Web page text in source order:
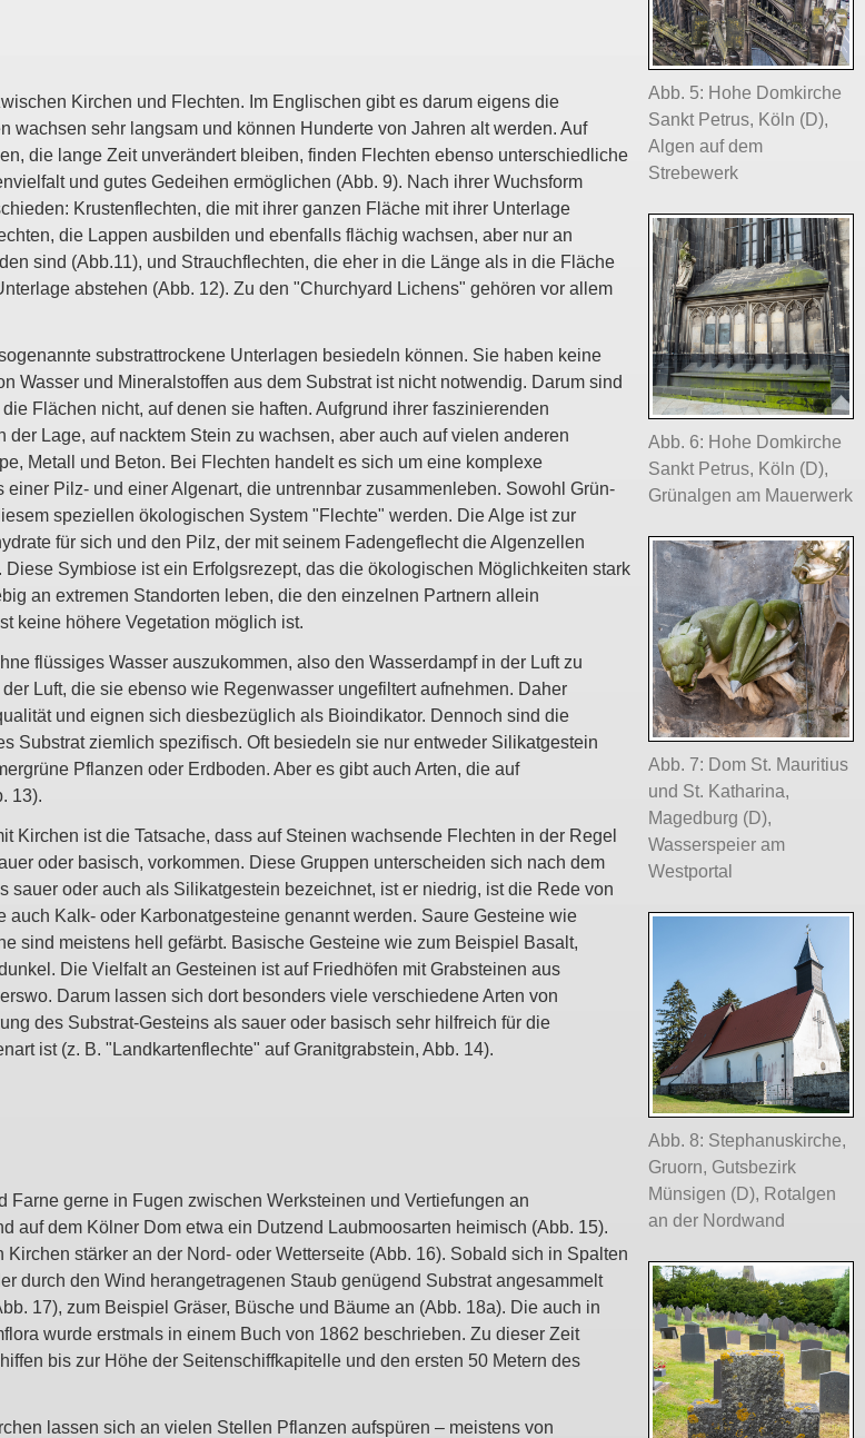
Kirchen und Flechten. Im Englischen gibt es darum eigens die
wachsen sehr langsam und können Hunderte von Jahren alt werden. Auf
die lange Zeit unverändert bleiben, finden Flechten ebenso unterschiedliche
und gutes Gedeihen ermöglichen (Abb. 9). Nach ihrer Wuchsform
Krustenflechten, die mit ihrer ganzen Fläche mit ihrer Unterlage
die Lappen ausbilden und ebenfalls flächig wachsen, aber nur an
sind (Abb.11), und Strauchflechten, die eher in die Länge als in die Fläche
abstehen (Abb. 12). Zu den "Churchyard Lichens" gehören vor allem
substrattrockene Unterlagen besiedeln können. Sie haben keine
Wasser und Mineralstoffen aus dem Substrat ist nicht notwendig. Darum sind
Flächen nicht, auf denen sie haften. Aufgrund ihrer faszinierenden
Lage, auf nacktem Stein zu wachsen, aber auch auf vielen anderen
Metall und Beton. Bei Flechten handelt es sich um eine komplexe
Pilz- und einer Algenart, die untrennbar zusammenleben. Sowohl Grün-
speziellen ökologischen System "Flechte" werden. Die Alge ist zur
für sich und den Pilz, der mit seinem Fadengeflecht die Algenzellen
Symbiose ist ein Erfolgsrezept, das die ökologischen Möglichkeiten stark
an extremen Standorten leben, die den einzelnen Partnern allein
keine höhere Vegetation möglich ist.
flüssiges Wasser auszukommen, also den Wasserdampf in der Luft zu
Luft, die sie ebenso wie Regenwasser ungefiltert aufnehmen. Daher
und eignen sich diesbezüglich als Bioindikator. Dennoch sind die
Substrat ziemlich spezifisch. Oft besiedeln sie nur entweder Silikatgestein
Pflanzen oder Erdboden. Aber es gibt auch Arten, die auf
13).
Kirchen ist die Tatsache, dass auf Steinen wachsende Flechten in der Regel
oder basisch, vorkommen. Diese Gruppen unterscheiden sich nach dem
sauer oder auch als Silikatgestein bezeichnet, ist er niedrig, ist die Rede von
auch Kalk- oder Karbonatgesteine genannt werden. Saure Gesteine wie
sind meistens hell gefärbt. Basische Gesteine wie zum Beispiel Basalt,
Die Vielfalt an Gesteinen ist auf Friedhöfen mit Grabsteinen aus
Darum lassen sich dort besonders viele verschiedene Arten von
des Substrat-Gesteins als sauer oder basisch sehr hilfreich für die
ist (z. B. "Landkartenflechte" auf Granitgrabstein, Abb. 14).
Farne gerne in Fugen zwischen Werksteinen und Vertiefungen an
auf dem Kölner Dom etwa ein Dutzend Laubmoosarten heimisch (Abb. 15).
stärker an der Nord- oder Wetterseite (Abb. 16). Sobald sich in Spalten
durch den Wind herangetragenen Staub genügend Substrat angesammelt
17), zum Beispiel Gräser, Büsche und Bäume an (Abb. 18a). Die auch in
wurde erstmals in einem Buch von 1862 beschrieben. Zu dieser Zeit
bis zur Höhe der Seitenschiffkapitelle und den ersten 50 Metern des
lassen sich an vielen Stellen Pflanzen aufspüren – meistens von
Abb. 5: Hohe Domkirche
Sankt Petrus, Köln (D),
Algen auf dem
Strebewerk
Abb. 6: Hohe Domkirche
Sankt Petrus, Köln (D),
Grünalgen am Mauerwerk
Abb. 7: Dom St. Mauritius
und St. Katharina,
Magedburg (D),
Wasserspeier am
Westportal
Abb. 8: Stephanuskirche,
Gruorn, Gutsbezirk
Münsigen (D), Rotalgen
an der Nordwand